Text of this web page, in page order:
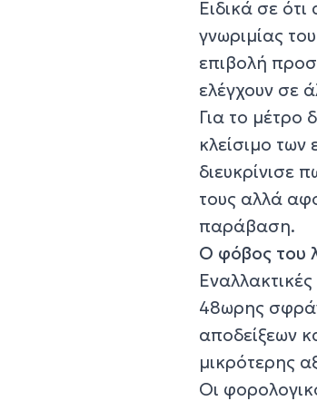
Ειδικά σε
γνωριμίας
επιβολή
ελέγχουν σε
Για το μέτρο
κλείσιμο των
διευκρίνισε
τους αλλά
παράβαση.
Ο φόβος του
48ωρης
αποδείξεων
μικρότερης
Οι